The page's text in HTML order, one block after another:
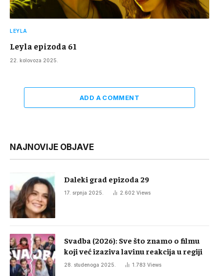
LEYLA
Leyla epizoda 61
22. kolovoza 2025.
ADD A COMMENT
NAJNOVIJE OBJAVE
Daleki grad epizoda 29
17. srpnja 2025. 2.602 Views
Svadba (2026): Sve što znamo o filmu
koji već izaziva lavinu reakcija u regiji
28. studenoga 2025. 1.783 Views